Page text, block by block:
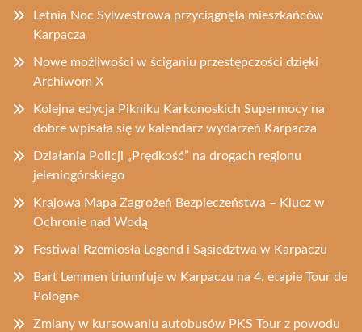
Letnia Noc Sylwestrowa przyciągnęła mieszkańców
Karpacza
Nowe możliwości w ściganiu przestępczości dzięki
Archiwom X
Kolejna edycja Pikniku Karkonoskich Supermocy na
dobre wpisała się w kalendarz wydarzeń Karpacza
Działania Policji „Prędkość” na drogach regionu
jeleniogórskiego
Krajowa Mapa Zagrożeń Bezpieczeństwa – Klucz w
Ochronie nad Wodą
Festiwal Rzemiosła Legend i Sąsiedztwa w Karpaczu
Bart Lemmen triumfuje w Karpaczu na 4. etapie Tour de
Pologne
Zmiany w kursowaniu autobusów PKS Tour z powodu